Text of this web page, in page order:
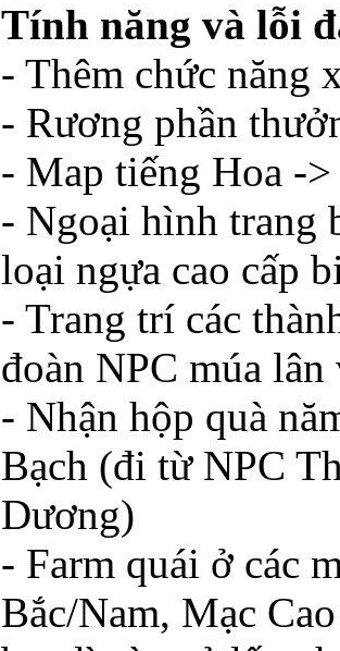
Tính năng và lỗi
- Thêm chức năng
- Rương phần
- Map tiếng Hoa -
- Ngoại hình trang
loại ngựa cao cấp
- Trang trí các
đoàn NPC múa
- Nhận hộp quà
Bạch (đi từ NPC
Dương)
- Farm quái ở các
Bắc/Nam, Mạc